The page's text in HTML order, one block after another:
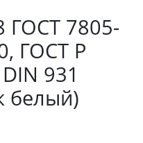
ГОСТ 7805-
ГОСТ Р
931
белый)